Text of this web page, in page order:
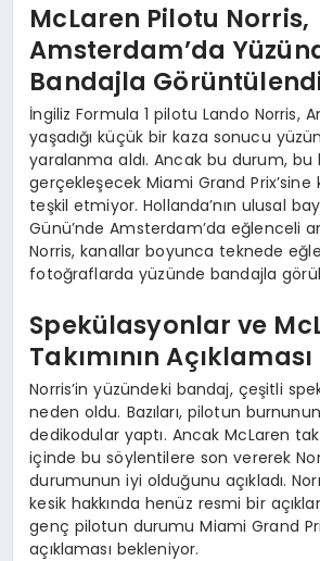
McLaren Pilotu Norris,
Amsterdam’da
Bandajla
İngiliz Formula 1 pilotu Lando Norris,
yaşadığı küçük bir kaza sonucu
yaralanma aldı. Ancak bu durum,
gerçekleşecek Miami Grand Prix’sine
teşkil etmiyor. Hollanda’nın ulusal
Günü’nde Amsterdam’da eğlenceli
Norris, kanallar boyunca teknede
fotoğraflarda yüzünde bandajla
Spekülasyonlar ve
Takımının Açıklaması
Norris’in yüzündeki bandaj, çeşitli
neden oldu. Bazıları, pilotun burnunun
dedikodular yaptı. Ancak McLaren
içinde bu söylentilere son vererek
durumunun iyi olduğunu açıkladı.
kesik hakkında henüz resmi bir
genç pilotun durumu Miami Grand
açıklaması bekleniyor.